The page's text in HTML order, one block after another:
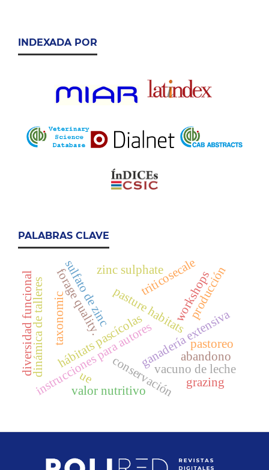
INDEXADA POR
PALABRAS CLAVE
instrucciones para autores
conservación
ganadería extensiva
hábitats pascícolas
dinámica de talleres pasture habitatsworkshops
sulfato de zinc triticosecale
zinc sulphate
forage quality.
vacuno de leche
diversidad funcional pastoreo
grazing
taxonomic
ue
producción
valor nutritivo
abandono